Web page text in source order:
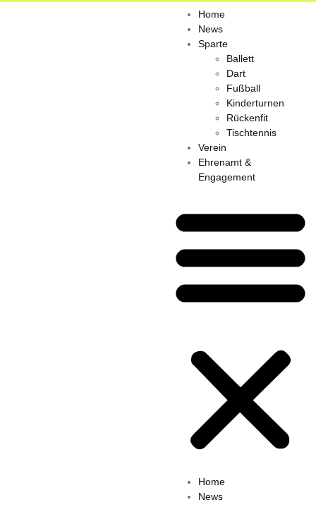
Home
News
Sparte
Ballett
Dart
Fußball
Kinderturnen
Rückenfit
Tischtennis
Verein
Ehrenamt &
Engagement
Home
News